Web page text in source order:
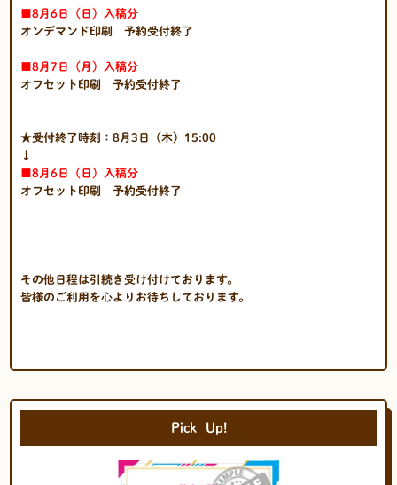
Pick Up!
■8月6日（日）入稿分
オンデマンド印刷 予約受付終了
■8月7日（月）入稿分
オフセット印刷 予約受付終了
★受付終了時刻：8月3日（木）15:00
↓
■8月6日（日）入稿分
オフセット印刷 予約受付終了
その他日程は引続き受け付けております。
皆様のご利用を心よりお待ちしております。